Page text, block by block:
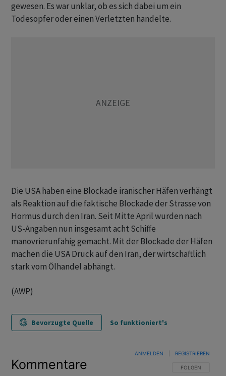
gewesen. Es war unklar, ob es sich dabei um ein
Todesopfer oder einen Verletzten handelte.
Die USA haben eine Blockade iranischer Häfen verhängt
als Reaktion auf die faktische Blockade der Strasse von
Hormus durch den Iran. Seit Mitte April wurden nach
US-Angaben nun insgesamt acht Schiffe
manövrierunfähig gemacht. Mit der Blockade der Häfen
machen die USA Druck auf den Iran, der wirtschaftlich
stark vom Ölhandel abhängt.
(AWP)
Bevorzugte Quelle So funktioniert's
Kommentare FOLGE DIESER
FOLGEN
ANMELDEN REGISTRIEREN